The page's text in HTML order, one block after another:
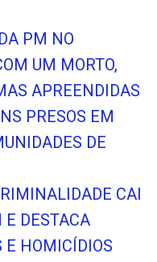
PM NO
UM MORTO,
APREENDIDAS
PRESOS EM
DE
CAI
E DESTACA
E HOMICÍDIOS